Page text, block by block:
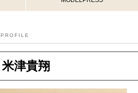
PROFILE
米津貴翔